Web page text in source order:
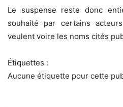
Le suspense reste donc
souhaité par certains
veulent voire les noms cités
Étiquettes :
Aucune étiquette pour cette